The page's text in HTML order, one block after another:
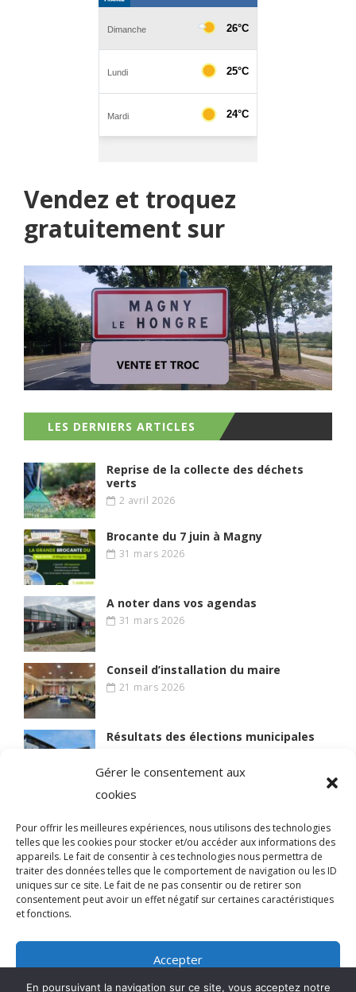
Gérer le consentement aux
cookies
Pour offrir les meilleures expériences, nous utilisons des technologies
telles que les cookies pour stocker et/ou accéder aux informations des
appareils. Le fait de consentir à ces technologies nous permettra de
traiter des données telles que le comportement de navigation ou les ID
uniques sur ce site. Le fait de ne pas consentir ou de retirer son
consentement peut avoir un effet négatif sur certaines caractéristiques
et fonctions.
Accepter
Vendez et troquez
gratuitement sur
LES DERNIERS ARTICLES
Reprise de la collecte des déchets
verts
2 avril 2026
Brocante du 7 juin à Magny
31 mars 2026
A noter dans vos agendas
31 mars 2026
Conseil d’installation du maire
21 mars 2026
Résultats des élections municipales
© 2021 BIEN VIVRE A MAGNY
Mentions légales
En poursuivant la navigation sur ce site, vous acceptez notre